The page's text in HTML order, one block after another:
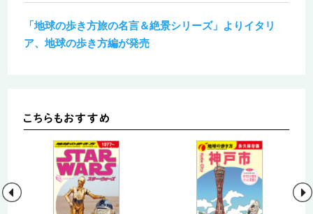
「地球の歩き方旅の名言＆絶景シリーズ」よりイタリ
ア、地球の歩き方編が発売